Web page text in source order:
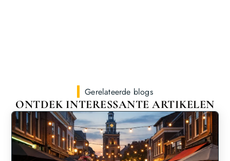
Gerelateerde blogs
ONTDEK INTERESSANTE ARTIKELEN